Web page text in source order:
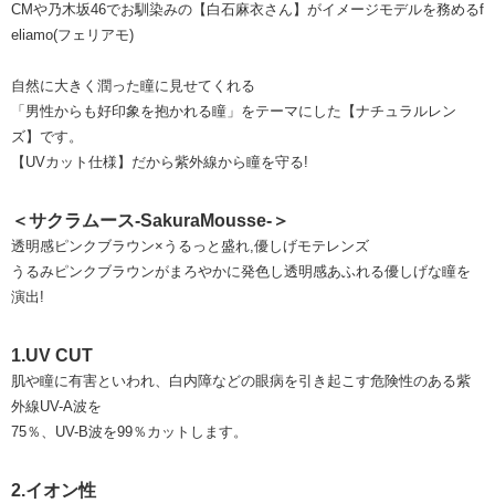
CMや乃木坂46でお馴染みの【白石麻衣さん】がイメージモデルを務めるf
eliamo(フェリアモ)
自然に大きく潤った瞳に見せてくれる
「男性からも好印象を抱かれる瞳」をテーマにした【ナチュラルレン
ズ】です。
【UVカット仕様】だから紫外線から瞳を守る!
＜サクラムース-SakuraMousse-＞
透明感ピンクブラウン×うるっと盛れ,優しげモテレンズ
うるみピンクブラウンがまろやかに発色し透明感あふれる優しげな瞳を
演出!
1.UV CUT
肌や瞳に有害といわれ、白内障などの眼病を引き起こす危険性のある紫
外線UV-A波を
75％、UV-B波を99％カットします。
2.イオン性